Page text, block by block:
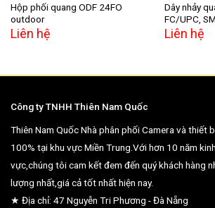
Hộp phối quang ODF 24FO
outdoor
Liên hệ
Dây nhảy
FC/UPC,
Liên hệ
Công ty TNHH Thiên Nam Quốc
Thiên Nam Quốc Nhà phân phối Camera và thiết
100% tại khu vực Miền Trung.Với hơn 10 năm
vực,chúng tôi cam kết đem đến quý khách hàng
lượng nhất,giá cả tốt nhất hiện nay.
★ Địa chỉ: 47 Nguyễn Tri Phương - Đà Nẵng